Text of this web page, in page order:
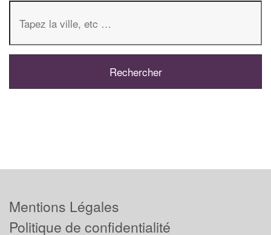
Mentions Légales
Politique de confidentialité